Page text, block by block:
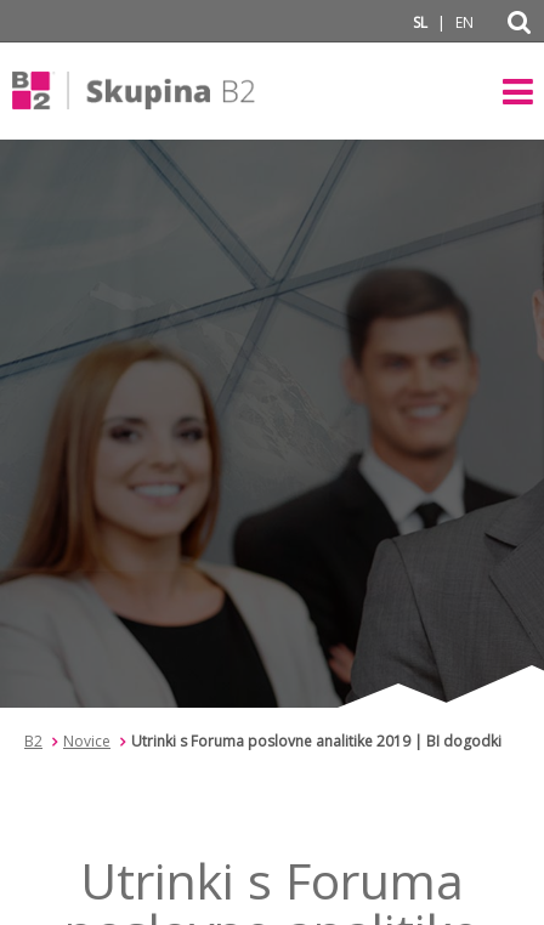
SL | EN
B2 Novice Utrinki s Foruma poslovne analitike 2019 | BI dogodki
Utrinki s Foruma